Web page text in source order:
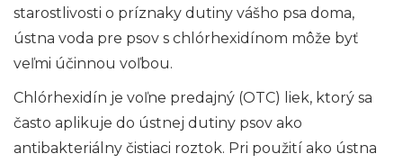
starostlivosti o príznaky dutiny vášho psa doma,
ústna voda pre psov s chlórhexidínom môže byť
veľmi účinnou voľbou.
Chlórhexidín je voľne predajný (OTC) liek, ktorý sa
často aplikuje do ústnej dutiny psov ako
antibakteriálny čistiaci roztok. Pri použití ako ústna